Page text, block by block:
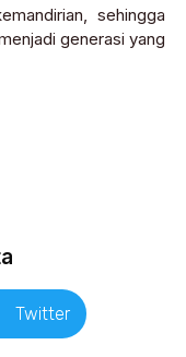
sehingga
generasi yang
Twitter